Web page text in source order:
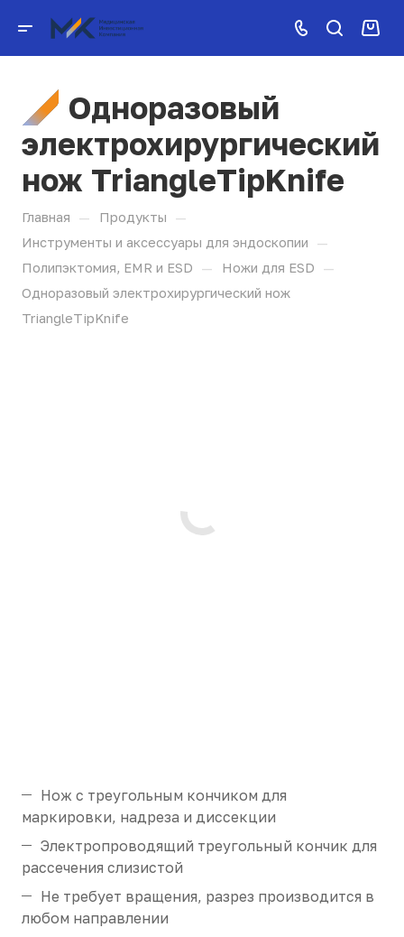
Одноразовый
электрохирургический
нож TriangleTipKnife
Главная — Продукты —
Инструменты и аксессуары для эндоскопии —
Полипэктомия, EMR и ESD — Ножи для ESD —
Одноразовый электрохирургический нож
TriangleTipKnife
Нож с треугольным кончиком для
маркировки, надреза и диссекции
Электропроводящий треугольный кончик для
рассечения слизистой
Не требует вращения, разрез производится в
любом направлении